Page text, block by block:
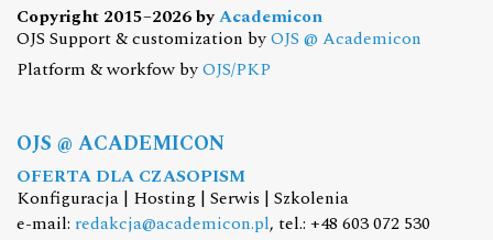
Copyright 2015–2026 byAcademicon
OJS Support & customization byOJS @ Academicon
Platform & workfow byOJS/PKP
OJS @ ACADEMICON
OFERTA DLA CZASOPISM
Konfiguracja | Hosting | Serwis | Szkolenia
e-mail: redakcja@academicon.pl, tel.: +48 603 072 530